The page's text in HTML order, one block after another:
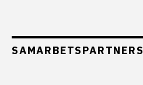
SAMARBETSPARTNERS